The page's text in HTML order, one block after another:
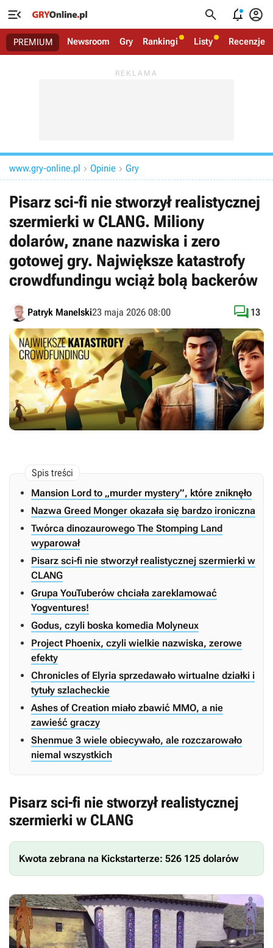
   
PREMIUM Newsroom Gry Rankingi Listy Recenzje
www.gry-online.pl  Opinie  Gry
Pisarz sci-fi nie stworzył realistycznej
szermierki w CLANG. Miliony
dolarów, znane nazwiska i zero
gotowej gry. Największe katastrofy
crowdfundingu wciąż bolą backerów
Patryk Manelski23 maja 2026 08:00  13
Mansion Lord to „murder mystery”, które zniknęło
Nazwa Greed Monger okazała się bardzo ironiczna
Twórca dinozaurowego The Stomping Land
wyparował
Pisarz sci-fi nie stworzył realistycznej szermierki w
CLANG
Grupa YouTuberów chciała zareklamować
Yogventures!
Godus, czyli boska komedia Molyneux
Project Phoenix, czyli wielkie nazwiska, zerowe
efekty
Chronicles of Elyria sprzedawało wirtualne działki i
tytuły szlacheckie
Ashes of Creation miało zbawić MMO, a nie
zawieść graczy
Shenmue 3 wiele obiecywało, ale rozczarowało
niemal wszystkich
Pisarz sci-fi nie stworzył realistycznej
szermierki w CLANG
Kwota zebrana na Kickstarterze: 526 125 dolarów